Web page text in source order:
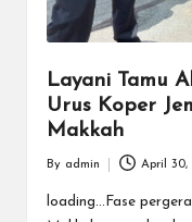
Layani Tamu
Urus Koper
Makkah
by
By admin April 30,
loading...Fase